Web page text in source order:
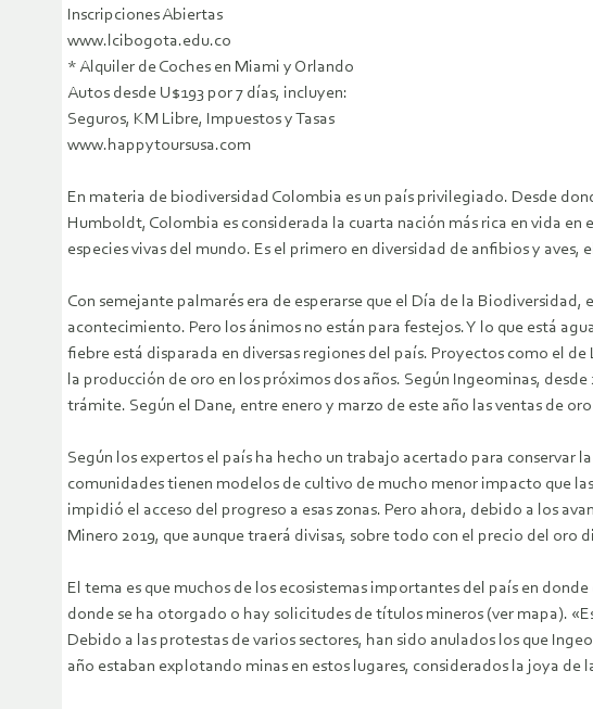
Inscripciones Abiertas
www.lcibogota.edu.co
* Alquiler de Coches en Miami y Orlando
Autos desde U$193 por 7 días, incluyen:
Seguros, KM Libre, Impuestos y Tasas
www.happytoursusa.com
En materia de biodiversidad Colombia es un país privilegiado. Desde
Humboldt, Colombia es considerada la cuarta nación más rica en vida
especies vivas del mundo. Es el primero en diversidad de anfibios y
Con semejante palmarés era de esperarse que el Día de la
acontecimiento. Pero los ánimos no están para festejos. Y lo que está
fiebre está disparada en diversas regiones del país. Proyectos como el
la producción de oro en los próximos dos años. Según Ingeominas,
trámite. Según el Dane, entre enero y marzo de este año las ventas de
Según los expertos el país ha hecho un trabajo acertado para conservar
comunidades tienen modelos de cultivo de mucho menor impacto que
impidió el acceso del progreso a esas zonas. Pero ahora, debido a los
Minero 2019, que aunque traerá divisas, sobre todo con el precio del
El tema es que muchos de los ecosistemas importantes del país en
donde se ha otorgado o hay solicitudes de títulos mineros (ver mapa).
Debido a las protestas de varios sectores, han sido anulados los que
año estaban explotando minas en estos lugares, considerados la joya de